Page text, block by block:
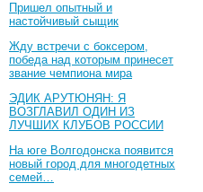
Пришел опытный и
настойчивый сыщик
Жду встречи с боксером,
победа над которым принесет
звание чемпиона мира
ЭДИК АРУТЮНЯН: Я
ВОЗГЛАВИЛ ОДИН ИЗ
ЛУЧШИХ КЛУБОВ РОССИИ
На юге Волгодонска появится
новый город для многодетных
семей…